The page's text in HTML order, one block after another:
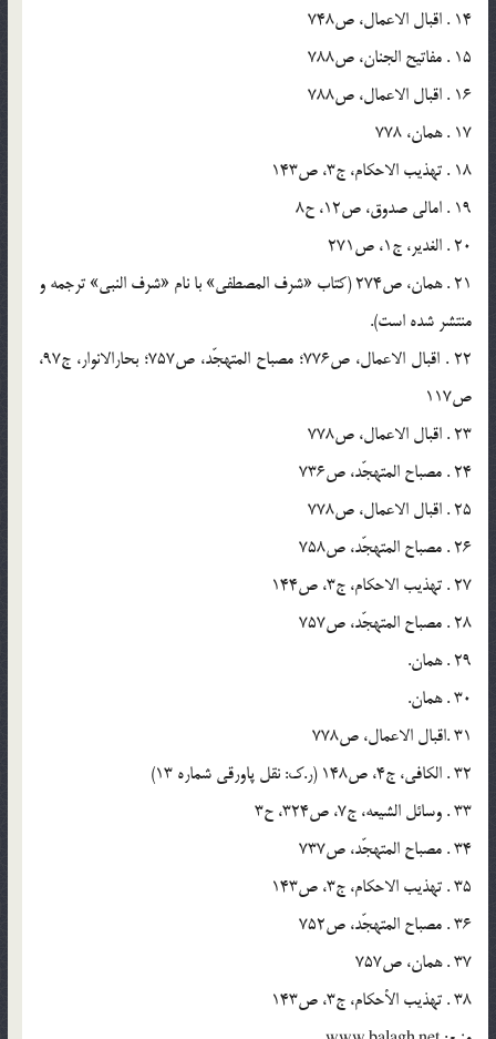
14 . اقبال الاعمال، ص748
15 . مفاتيح الجنان، ص788
16 . اقبال الاعمال، ص788
17 . همان، 778
18 . تهذيب الاحكام، ج3، ص143
19 . امالى صدوق، ص12، ح8
20 . الغدير، ج1، ص271
21 . همان، ص274 (كتاب «شرف المصطفى» با نام «شرف النبى» ترجمه و
منتشر شده است).
22 . اقبال الاعمال، ص776؛ مصباح المتهجّد، ص757؛ بحارالانوار، ج97،
ص117
23 . اقبال الاعمال، ص778
24 . مصباح المتهجّد، ص736
25 . اقبال الاعمال، ص778
26 . مصباح المتهجّد، ص758
27 . تهذيب الاحكام، ج3، ص144
28 . مصباح المتهجّد، ص757
29 . همان.
30 . همان.
31 .اقبال الاعمال، ص778
32 . الكافى، ج4، ص148 (ر.ك: نقل پاورقى شماره 13)
33 . وسائل الشيعه، ج7، ص324، ح3
34 . مصباح المتهجّد، ص737
35 . تهذيب الاحكام، ج3، ص143
36 . مصباح المتهجّد، ص752
37 . همان، ص757
38 . تهذيب الأحكام، ج3، ص143